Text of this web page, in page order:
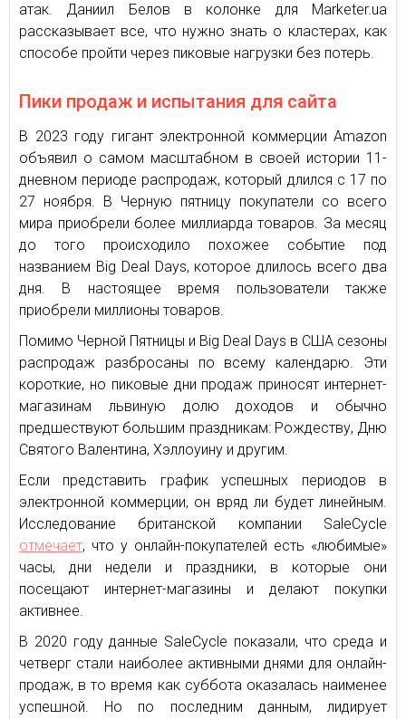
атак. Даниил Белов в колонке для Marketer.ua
рассказывает все, что нужно знать о кластерах, как
способе пройти через пиковые нагрузки без потерь.
Пики продаж и испытания для сайта
В 2023 году гигант электронной коммерции Amazon
объявил о самом масштабном в своей истории 11-
дневном периоде распродаж, который длился с 17 по
27 ноября. В Черную пятницу покупатели со всего
мира приобрели более миллиарда товаров. За месяц
до того происходило похожее событие под
названием Big Deal Days, которое длилось всего два
дня. В настоящее время пользователи также
приобрели миллионы товаров.
Помимо Черной Пятницы и Big Deal Days в США сезоны
распродаж разбросаны по всему календарю. Эти
короткие, но пиковые дни продаж приносят интернет-
магазинам львиную долю доходов и обычно
предшествуют большим праздникам: Рождеству, Дню
Святого Валентина, Хэллоуину и другим.
Если представить график успешных периодов в
электронной коммерции, он вряд ли будет линейным.
Исследование британской компании SaleCycle
отмечает, что у онлайн-покупателей есть «любимые»
часы, дни недели и праздники, в которые они
посещают интернет-магазины и делают покупки
активнее.
В 2020 году данные SaleCycle показали, что среда и
четверг стали наиболее активными днями для онлайн-
продаж, в то время как суббота оказалась наименее
успешной. Но по последним данным, лидирует